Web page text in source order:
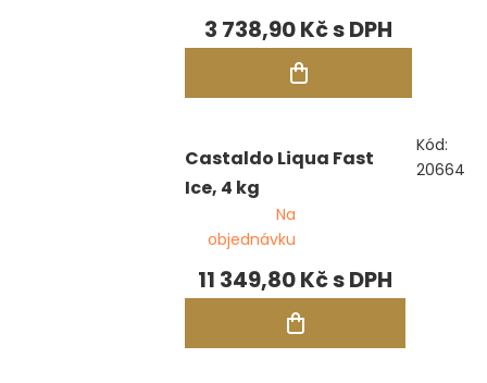
3 738,90 Kč
Castaldo Liqua Fast
Ice, 4 kg
Na
objednávku
11 349,80 Kč
Kód:
20664